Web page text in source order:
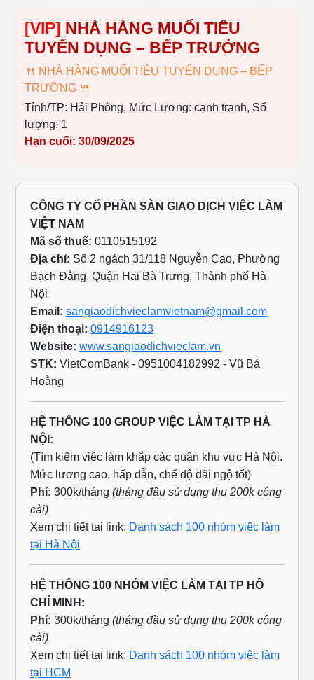
[VIP] NHÀ HÀNG MUỐI TIÊU
TUYỂN DỤNG – BẾP TRƯỞNG
🍴 NHÀ HÀNG MUỐI TIÊU TUYỂN DỤNG – BẾP
TRƯỞNG 🍴
Tỉnh/TP: Hải Phòng, Mức Lương: cạnh tranh, Số
lượng: 1
Hạn cuối: 30/09/2025
CÔNG TY CỔ PHẦN SÀN GIAO DỊCH VIỆC LÀM
VIỆT NAM
Mã số thuế: 0110515192
Địa chỉ: Số 2 ngách 31/118 Nguyễn Cao, Phường
Bạch Đằng, Quận Hai Bà Trưng, Thành phố Hà
Nội
Email: sangiaodichvieclamvietnam@gmail.com
Điện thoại: 0914916123
Website: www.sangiaodichvieclam.vn
STK: VietComBank - 0951004182992 - Vũ Bá
Hoằng
HỆ THỐNG 100 GROUP VIỆC LÀM TẠI TP HÀ
NỘI:
(Tìm kiếm việc làm khắp các quận khu vực Hà Nội.
Mức lương cao, hấp dẫn, chế độ đãi ngộ tốt)
Phí: 300k/tháng (tháng đầu sử dụng thu 200k công
cài)
Xem chi tiết tại link: Danh sách 100 nhóm việc làm
tại Hà Nội
HỆ THỐNG 100 NHÓM VIỆC LÀM TẠI TP HỒ
CHÍ MINH:
Phí: 300k/tháng (tháng đầu sử dụng thu 200k công
cài)
Xem chi tiết tại link: Danh sách 100 nhóm việc làm
tại HCM